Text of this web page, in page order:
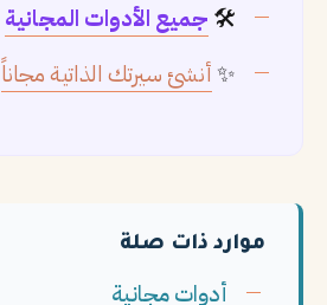
🛠️ جميع الأدوات المجانية
✨ أنشئ سيرتك الذاتية مجاناً
موارد ذات صلة
أدوات مجانية